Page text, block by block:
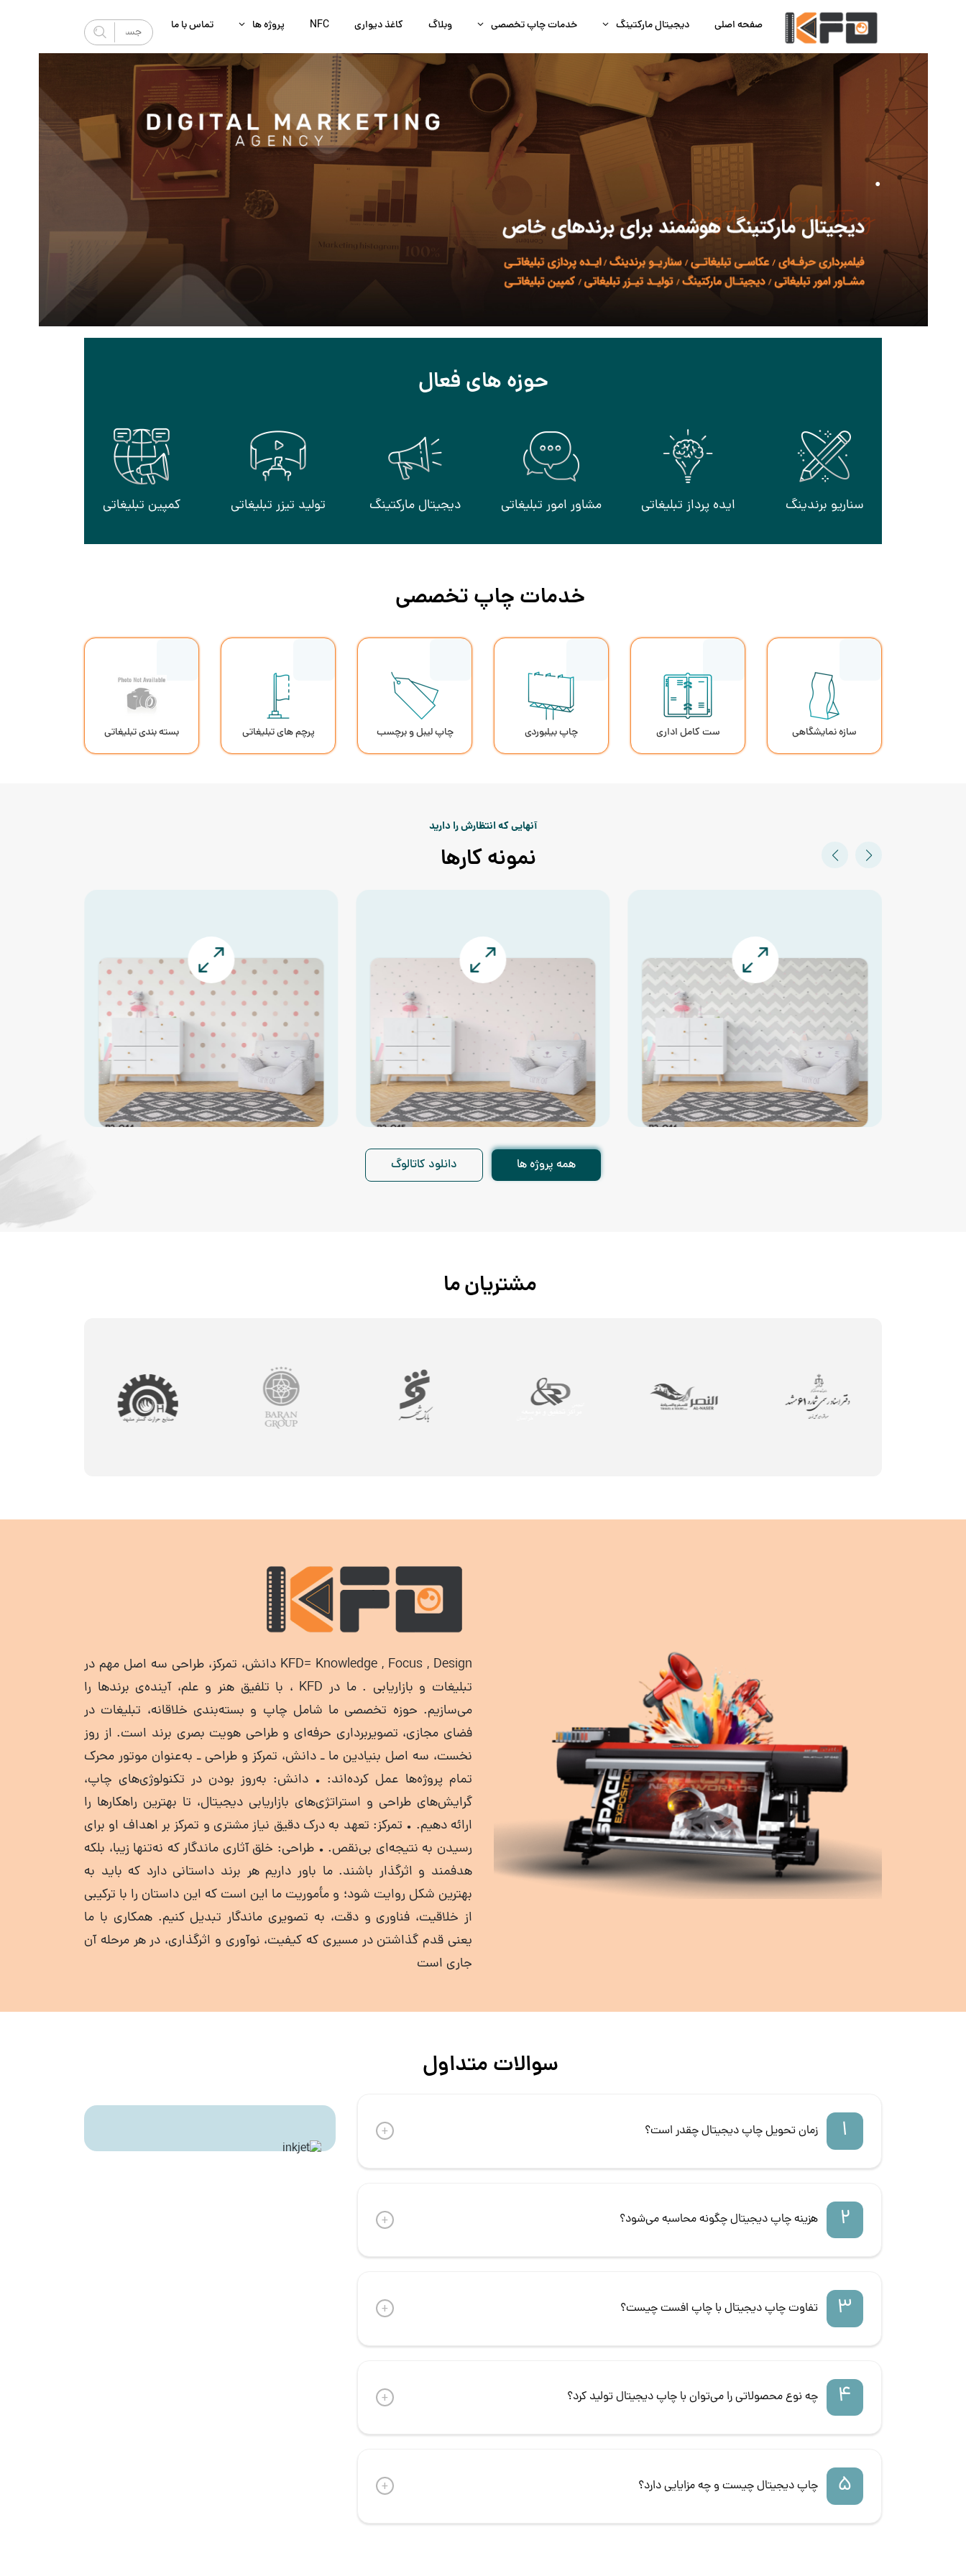
صفحه اصلی دیجیتال مارکتینگ خدمات چاپ تخصصی وبلاگ کاغذ دیواری NFC پروژه‌ ها تماس با ما
.
حوزه های فعال
سناریو برندینگ ایده پرداز تبلیغاتی مشاور امور تبلیغاتی دیجیتال مارکتینگ تولید تیزر تبلیغاتی کمپین تبلیغاتی
خدمات چاپ تخصصی
سازه نمایشگاهی ست کامل اداری چاپ بیلبوردی چاپ لیبل و برچسب پرچم های تبلیغاتی بسته بندی تبلیغاتی
آنهایی که انتظارش را دارید
نمونه کارها
همه پروژه ها دانلود کاتالوگ
مشتریانما
KFD= Knowledge , Focus , Design دانش، تمرکز، طراحی سه‌ اصل مهم در
تبلیغات و بازاریابی . ما در KFD ، با تلفیق هنر و علم، آینده‌ی برندها را
می‌سازیم. حوزه تخصصی ما شامل چاپ و بسته‌بندی خلاقانه، تبلیغات در
فضای مجازی، تصویربرداری حرفه‌ای و طراحی هویت بصری برند است. از روز
نخست، سه اصل بنیادین ما ـ دانش، تمرکز و طراحی ـ به‌عنوان موتور محرک
تمام پروژه‌ها عمل کرده‌اند: • دانش: به‌روز بودن در تکنولوژی‌های چاپ،
گرایش‌های طراحی و استراتژی‌های بازاریابی دیجیتال، تا بهترین راهکارها را
ارائه دهیم. • تمرکز: تعهد به درک دقیق نیاز مشتری و تمرکز بر اهداف او برای
رسیدن به نتیجه‌ای بی‌نقص. • طراحی: خلق آثاری ماندگار که نه‌تنها زیبا، بلکه
هدفمند و اثرگذار باشند. ما باور داریم هر برند داستانی دارد که باید به
بهترین شکل روایت شود؛ و مأموریت ما این است که این داستان را با ترکیبی
از خلاقیت، فناوری و دقت، به تصویری ماندگار تبدیل کنیم. همکاری با ما
یعنی قدم گذاشتن در مسیری که کیفیت، نوآوری و اثرگذاری، در هر مرحله آن
جاری است
سوالات متداول
1 زمان تحویل چاپ دیجیتال چقدر است؟ +
2 هزینه چاپ دیجیتال چگونه محاسبه می‌شود؟ +
3 تفاوت چاپ دیجیتال با چاپ افست چیست؟ +
4 چه نوع محصولاتی را می‌توان با چاپ دیجیتال تولید کرد؟ +
5 چاپ دیجیتال چیست و چه مزایایی دارد؟ +